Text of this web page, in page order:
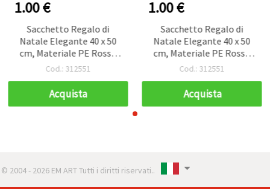
1.00 €
Sacchetto Regalo di
Natale Elegante 40 x 50
cm, Materiale PE Rosso
con Motivi Festivi e
Cod.: 312551
Acquista
1.00 €
Sacchetto Regalo di
Natale Elegante 40 x 50
cm, Materiale PE Rosso
con Motivi Festivi e
Cod.: 312551
Acquista
© 2004 - 2026 EM ART Tutti i diritti riservati..